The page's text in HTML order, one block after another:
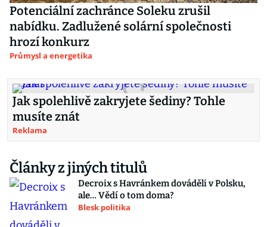
Potenciální zachránce Soleku zrušil
nabídku. Zadlužené solární společnosti
hrozí konkurz
Průmysl a energetika
Jak spolehlivě zakryjete šediny? Tohle
musíte znát
Reklama
Články z jiných titulů
Decroix s Havránkem dováděli v Polsku,
ale… Vědí o tom doma?
Blesk politika